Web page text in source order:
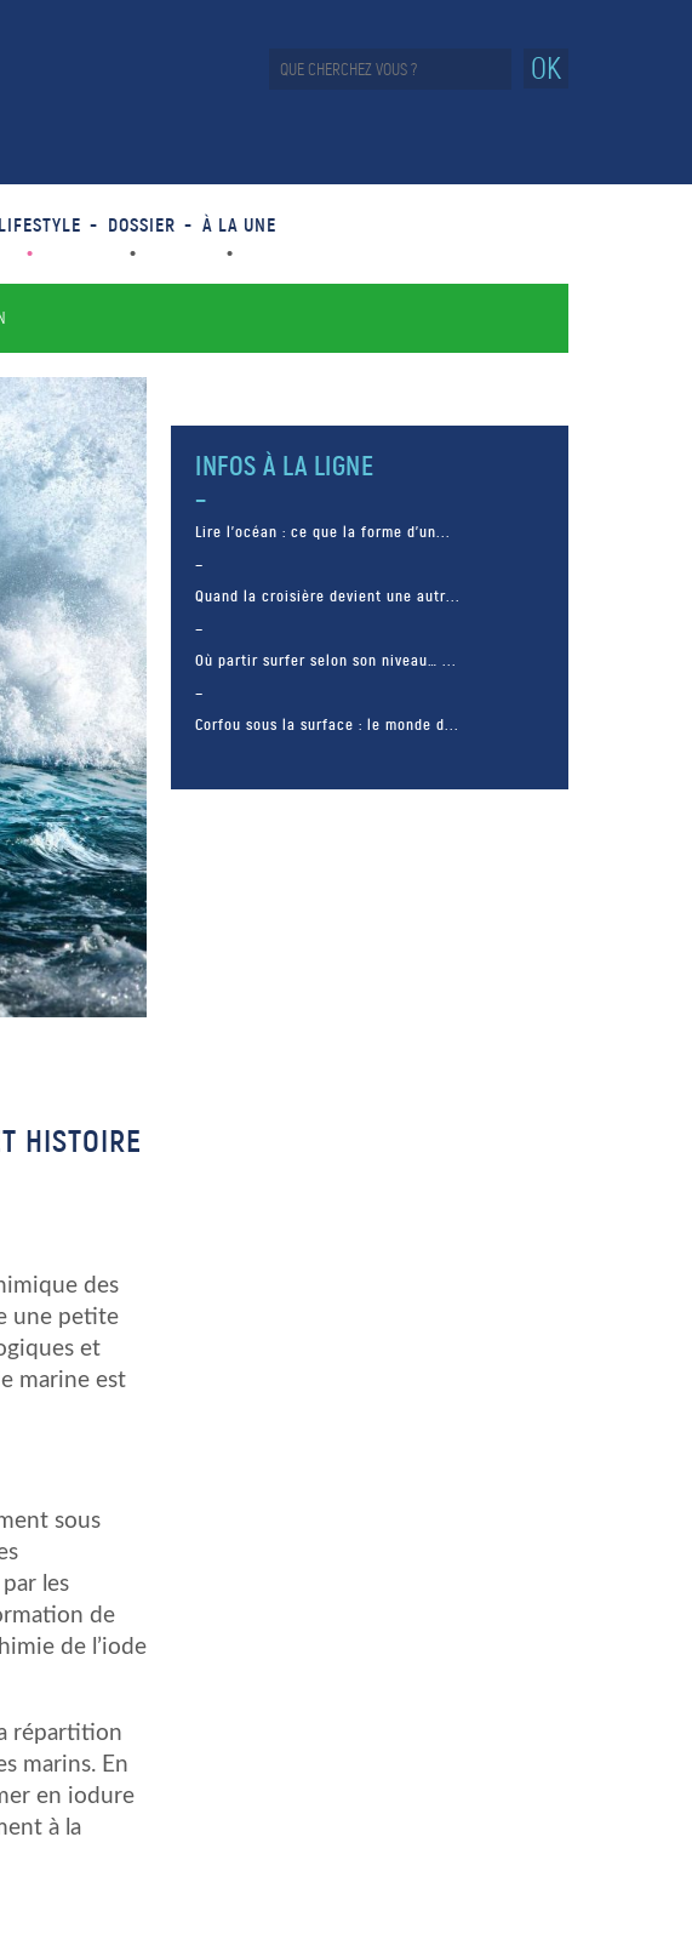
OK
LIFESTYLE DOSSIER À LA UNE
HISTOIRE
des
une petite
et
marine est
sous
les
de
de l’iode
répartition
marins. En
en iodure
à la
INFOS À LA LIGNE
Lire l’océan : ce que la forme d’un...
Quand la croisière devient une autr...
Où partir surfer selon son niveau… ...
Corfou sous la surface : le monde d...